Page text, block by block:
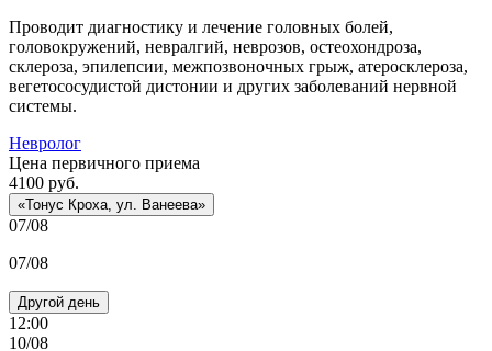
Проводит диагностику и лечение головных болей,
головокружений, невралгий, неврозов, остеохондроза,
склероза, эпилепсии, межпозвоночных грыж, атеросклероза,
вегетососудистой дистонии и других заболеваний нервной
системы.
Невролог
Цена первичного приема
4100 руб.
«Тонус Кроха, ул. Ванеева»
07/08
07/08
Другой день
12:00
10/08